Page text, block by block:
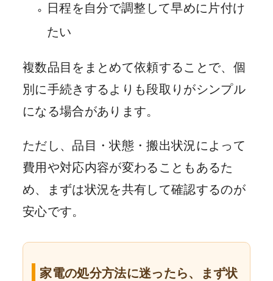
日程を自分で調整して早めに片付け
たい
複数品目をまとめて依頼することで、個
別に手続きするよりも段取りがシンプル
になる場合があります。
ただし、品目・状態・搬出状況によって
費用や対応内容が変わることもあるた
め、まずは状況を共有して確認するのが
安心です。
家電の処分方法に迷ったら、まず状